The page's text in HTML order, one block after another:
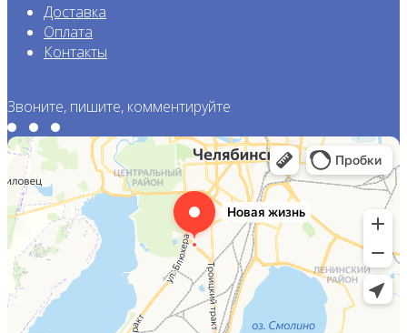
Доставка
Оплата
Контакты
Звоните, пишите, комментируйте